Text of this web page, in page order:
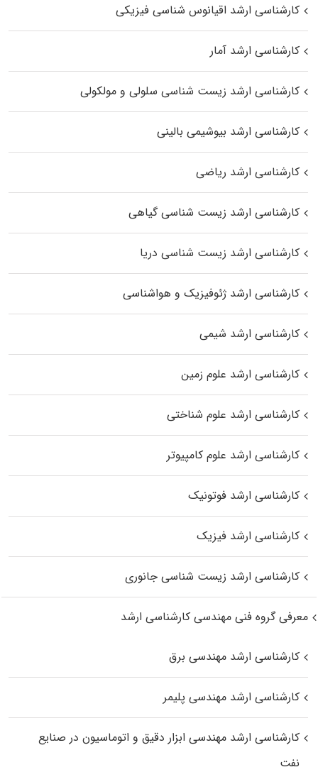
کارشناسی ارشد اقیانوس‌ شناسی فیزیکی
کارشناسی ارشد آمار
کارشناسی ارشد زیست شناسی سلولی و مولکولی
کارشناسی ارشد بیوشیمی بالینی
کارشناسی ارشد ریاضی
کارشناسی ارشد زیست‌ شناسی گیاهی
کارشناسی ارشد زیست‌ شناسی دریا
کارشناسی ارشد ژئوفیزیک و هواشناسی
کارشناسی ارشد شیمی
کارشناسی ارشد علوم زمین
کارشناسی ارشد علوم شناختی
کارشناسی ارشد علوم کامپیوتر
کارشناسی ارشد فوتونیک
کارشناسی ارشد فیزیک
کارشناسی ارشد زیست‌ شناسی جانوری
معرفی گروه فنی مهندسی کارشناسی ارشد
کارشناسی ارشد مهندسی برق
کارشناسی ارشد مهندسی پلیمر
کارشناسی ارشد مهندسی ابزار دقیق و اتوماسیون در صنایع
نفت